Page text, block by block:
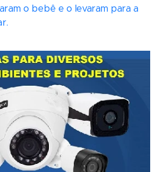
o bebê e o levaram para a